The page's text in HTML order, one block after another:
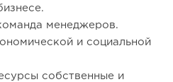
франшиз общепита для
менеджеров.
и социальной
собственные и